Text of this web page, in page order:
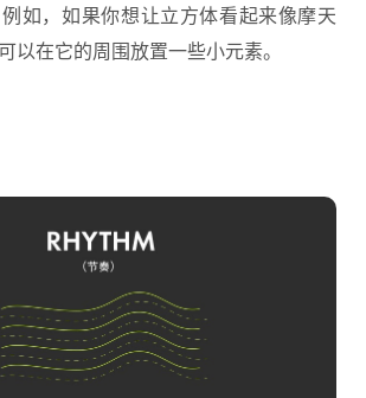
如，如果你想让立方体看起来像摩天
以在它的周围放置一些小元素。